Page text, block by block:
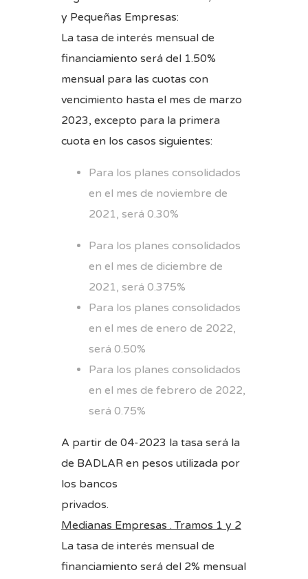
y Pequeñas Empresas:
La tasa de interés mensual de
financiamiento será del 1.50%
mensual para las cuotas con
vencimiento hasta el mes de marzo
2023, excepto para la primera
cuota en los casos siguientes:
Para los planes consolidados
en el mes de noviembre de
2021, será 0.30%
Para los planes consolidados
en el mes de diciembre de
2021, será 0.375%
Para los planes consolidados
en el mes de enero de 2022,
será 0.50%
Para los planes consolidados
en el mes de febrero de 2022,
será 0.75%
A partir de 04-2023 la tasa será la
de BADLAR en pesos utilizada por
los bancos
Medianas Empresas . Tramos 1 y 2
La tasa de interés mensual de
financiamiento será del 2% mensual